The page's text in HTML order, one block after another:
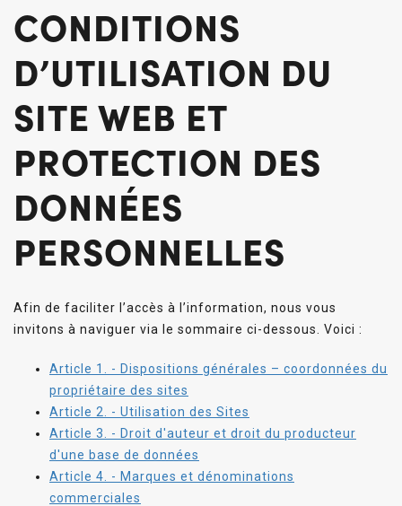
CONDITIONS
D’UTILISATION DU
SITE WEB ET
PROTECTION DES
DONNÉES
PERSONNELLES
Afin de faciliter l’accès à l’information, nous vous
invitons à naviguer via le sommaire ci-dessous. Voici :
Article 1. - Dispositions générales – coordonnées du
propriétaire des sites
Article 2. - Utilisation des Sites
Article 3. - Droit d'auteur et droit du producteur
d'une base de données
Article 4. - Marques et dénominations
commerciales